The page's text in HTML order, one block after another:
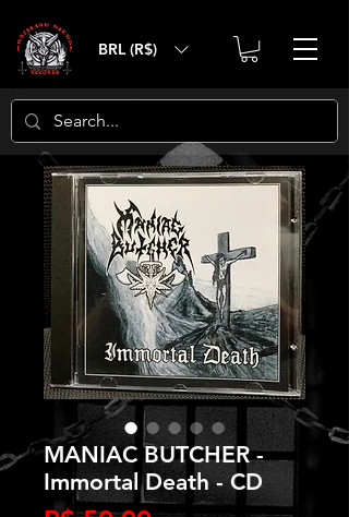
BRL (R$)
MANIAC BUTCHER -
Immortal Death - CD